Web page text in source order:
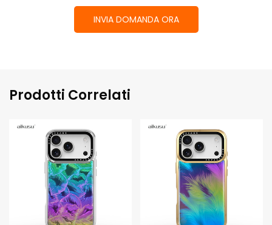
INVIA DOMANDA ORA
Prodotti Correlati